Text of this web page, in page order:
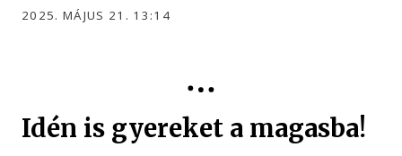
2025. MÁJUS 21. 13:14
Idén is gyereket a magasba!